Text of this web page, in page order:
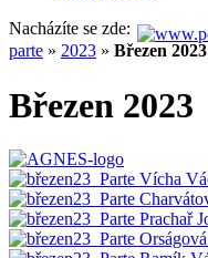
Nacházíte se zde:
parte » 2023 » Březen 2023
Březen 2023